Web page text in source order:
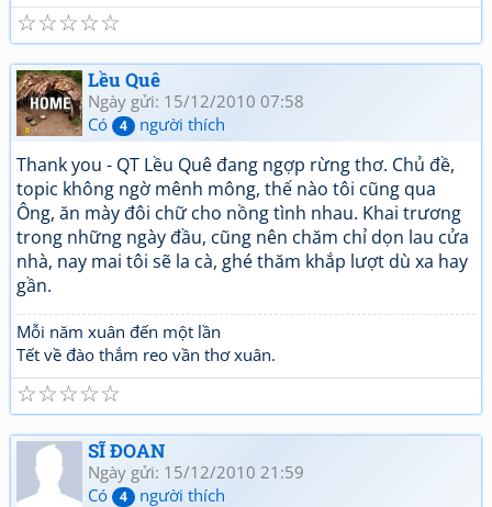
☆
☆
☆
☆
☆
Lều Quê
Ngày gửi: 15/12/2010 07:58
Có
4 người thích
Thank you - QT Lều Quê đang ngợp rừng thơ. Chủ đề,
topic không ngờ mênh mông, thế nào tôi cũng qua
Ông, ăn mày đôi chữ cho nồng tình nhau. Khai trương
trong những ngày đầu, cũng nên chăm chỉ dọn lau cửa
nhà, nay mai tôi sẽ la cà, ghé thăm khắp lượt dù xa hay
gần.
Mỗi năm xuân đến một lần
Tết về đào thắm reo vần thơ xuân.
☆
☆
☆
☆
☆
SĨ ĐOAN
Ngày gửi: 15/12/2010 21:59
Có
4 người thích